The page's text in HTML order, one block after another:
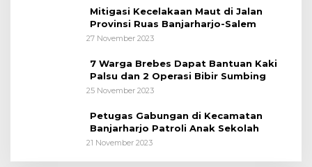
Mitigasi Kecelakaan Maut di Jalan
Provinsi Ruas Banjarharjo-Salem
27 November 2023
7 Warga Brebes Dapat Bantuan Kaki
Palsu dan 2 Operasi Bibir Sumbing
25 November 2023
Petugas Gabungan di Kecamatan
Banjarharjo Patroli Anak Sekolah
21 November 2023